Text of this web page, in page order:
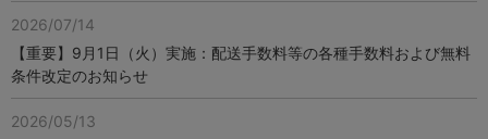
2026/07/14
【重要】9月1日（火）実施：配送手数料等の各種手数料および無料
条件改定のお知らせ
2026/05/13